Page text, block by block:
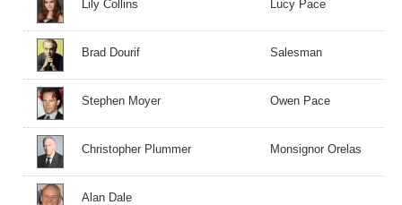
Lily Collins Lucy Pace
Brad Dourif Salesman
Stephen Moyer Owen Pace
Christopher Plummer Monsignor Orelas
Alan Dale